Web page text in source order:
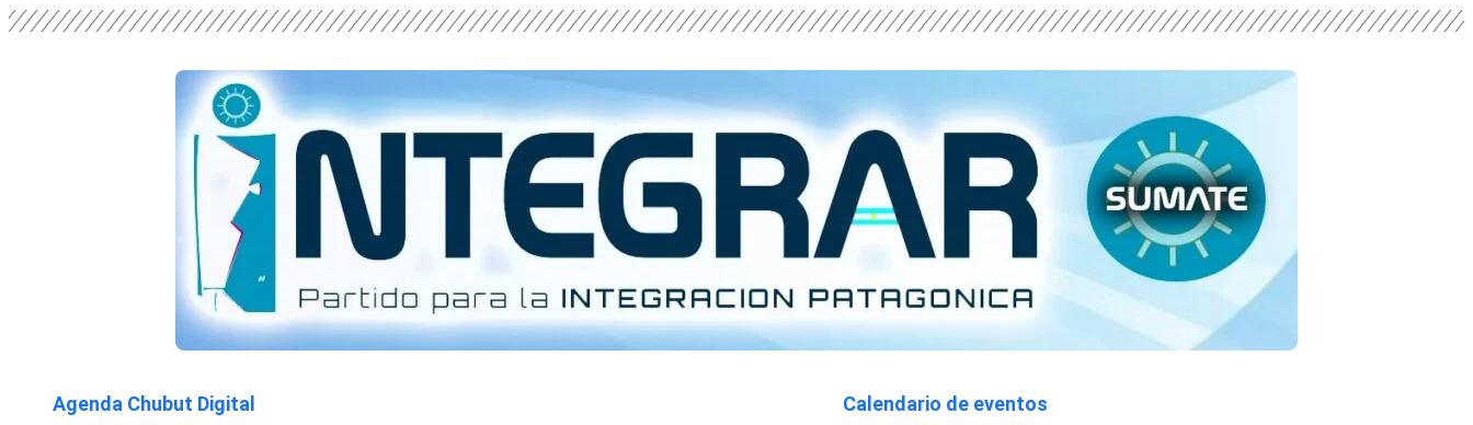
Agenda Chubut Digital Calendario de eventos